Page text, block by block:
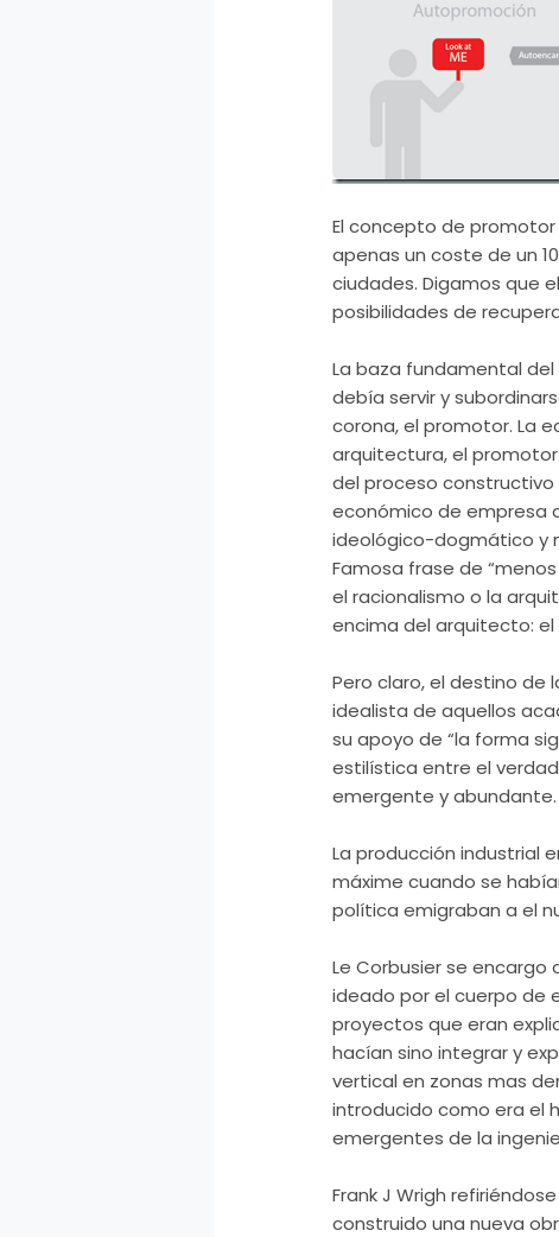
El concepto de
apenas un coste de un
ciudades. Digamos que
posibilidades de
La baza fundamental
debía servir y
corona, el promotor. La
arquitectura, el
del procesoconstructivo
económico de empresa
ideológico-dogmático y
Famosa frase de
el racionalismo o la
encima del arquitecto:
Pero claro, el destino de
idealista de aquellos
su apoyo de “la forma
estilística entre el
emergente y abundante.
La producción industrial
máxime cuando se
política emigraban a el
LeCorbusierse encargo
ideado por el cuerpo de
proyectos que eran
hacían sino integrar y
vertical en zonas mas
introducido como era el
emergentes de la
FrankJWrigh
construido una nueva